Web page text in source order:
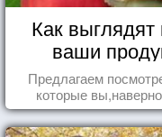
Как
ваши
Предлагаем
которые
видели , но никогда
себе, что